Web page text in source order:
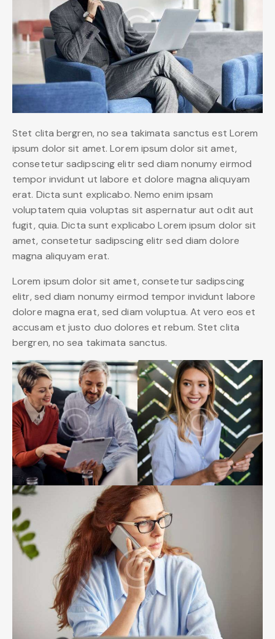
Stet clita bergren, no sea takimata sanctus est Lorem
ipsum dolor sit amet. Lorem ipsum dolor sit amet,
consetetur sadipscing elitr sed diam nonumy eirmod
tempor invidunt ut labore et dolore magna aliquyam
erat. Dicta sunt explicabo. Nemo enim ipsam
voluptatem quia voluptas sit aspernatur aut odit aut
fugit, quia. Dicta sunt explicabo Lorem ipsum dolor sit
amet, consetetur sadipscing elitr sed diam dolore
magna aliquyam erat.
Lorem ipsum dolor sit amet, consetetur sadipscing
elitr, sed diam nonumy eirmod tempor invidunt labore
dolore magna erat, sed diam voluptua. At vero eos et
accusam et justo duo dolores et rebum. Stet clita
bergren, no sea takimata sanctus.